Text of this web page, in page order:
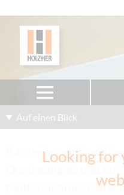
Looking for
Auf einen Blick
Durchgängige und